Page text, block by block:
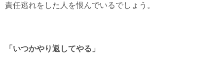
責任逃れをした人を恨んでいるでしょう。
「いつかやり返してやる」